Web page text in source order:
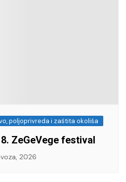
poljoprivreda i zaštita okoliša
ZeGeVege festival
2026